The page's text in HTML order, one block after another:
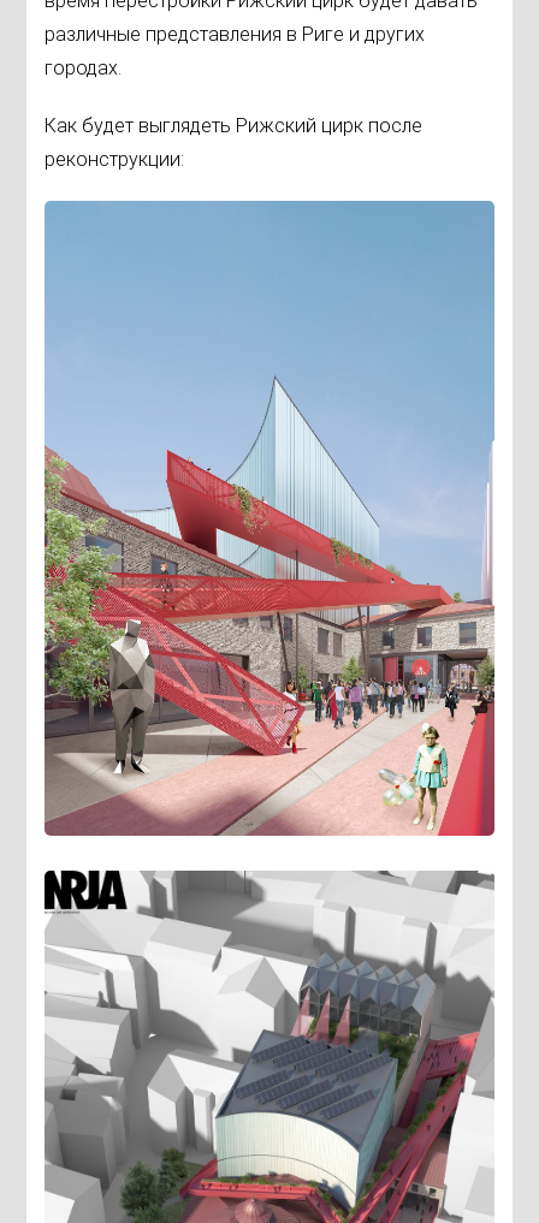
различные представления в Риге и других
городах.
Как будет выглядеть Рижский цирк после
реконструкции: